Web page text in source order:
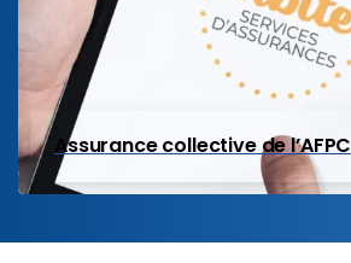
Assurance collective de l’AFPC